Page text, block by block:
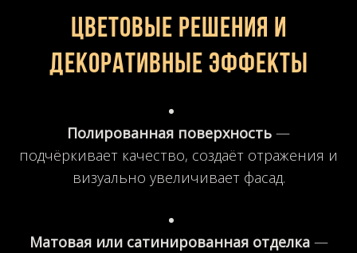
Цветовые решения и
декоративные эффекты
Полированная поверхность —
подчёркивает качество, создаёт отражения и
визуально увеличивает фасад.
Матовая или сатинированная отделка—